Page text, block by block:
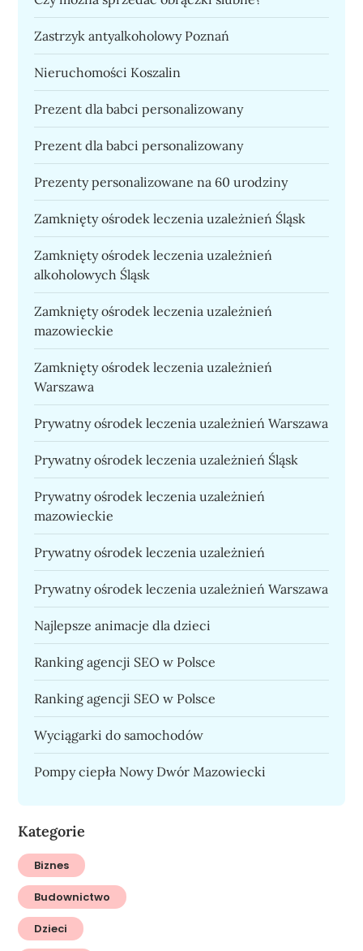
Zastrzyk antyalkoholowy Poznań
Nieruchomości Koszalin
Prezent dla babci personalizowany
Prezent dla babci personalizowany
Prezenty personalizowane na 60 urodziny
Zamknięty ośrodek leczenia uzależnień Śląsk
Zamknięty ośrodek leczenia uzależnień
alkoholowych Śląsk
Zamknięty ośrodek leczenia uzależnień
mazowieckie
Zamknięty ośrodek leczenia uzależnień
Warszawa
Prywatny ośrodek leczenia uzależnień Warszawa
Prywatny ośrodek leczenia uzależnień Śląsk
Prywatny ośrodek leczenia uzależnień
mazowieckie
Prywatny ośrodek leczenia uzależnień
Prywatny ośrodek leczenia uzależnień Warszawa
Najlepsze animacje dla dzieci
Ranking agencji SEO w Polsce
Ranking agencji SEO w Polsce
Wyciągarki do samochodów
Pompy ciepła Nowy Dwór Mazowiecki
Kategorie
Biznes
Budownictwo
Dzieci